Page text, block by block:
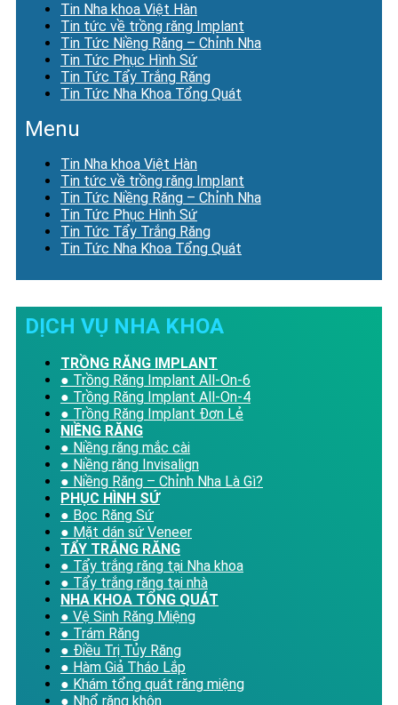
Tin Nha khoa Việt Hàn
Tin tức về trồng răng Implant
Tin Tức Niềng Răng – Chỉnh Nha
Tin Tức Phục Hình Sứ
Tin Tức Tẩy Trắng Răng
Tin Tức Nha Khoa Tổng Quát
Menu
Tin Nha khoa Việt Hàn
Tin tức về trồng răng Implant
Tin Tức Niềng Răng – Chỉnh Nha
Tin Tức Phục Hình Sứ
Tin Tức Tẩy Trắng Răng
Tin Tức Nha Khoa Tổng Quát
DỊCH VỤ NHA KHOA
TRỒNG RĂNG IMPLANT
● Trồng Răng Implant All-On-6
● Trồng Răng Implant All-On-4
● Trồng Răng Implant Đơn Lẻ
NIỀNG RĂNG
● Niềng răng mắc cài
● Niềng răng Invisalign
● Niềng Răng – Chỉnh Nha Là Gì?
PHỤC HÌNH SỨ
● Bọc Răng Sứ
● Mặt dán sứ Veneer
TẨY TRẮNG RĂNG
● Tẩy trắng răng tại Nha khoa
● Tẩy trắng răng tại nhà
NHA KHOA TỔNG QUÁT
● Vệ Sinh Răng Miệng
● Trám Răng
● Điều Trị Tủy Răng
● Hàm Giả Tháo Lắp
● Khám tổng quát răng miệng
● Nhổ răng khôn